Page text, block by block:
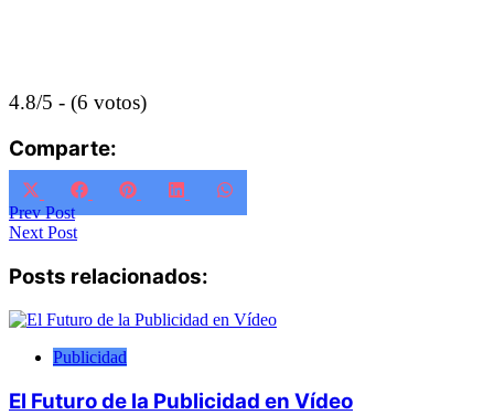
4.8/5 - (6 votos)
Comparte:
Compartir
en
(Twitter)
Compartir
FacebookCompartir
Pinterest Compartir
LinkedIn
Navegación
de
entradas
Prev Post
Next Post
Posts relacionados:
Publicidad
El Futuro de la Publicidad en Vídeo